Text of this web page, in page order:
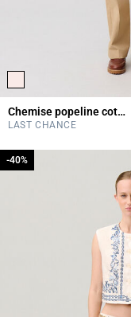
Chemise popeline coton
LAST CHANCE
-40%
-40%